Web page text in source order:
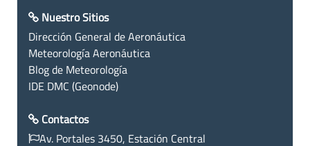
Nuestro Sitios
Dirección General de Aeronáutica
Meteorología Aeronáutica
Blog de Meteorología
IDE DMC (Geonode)
Contactos
Av. Portales 3450, Estación Central